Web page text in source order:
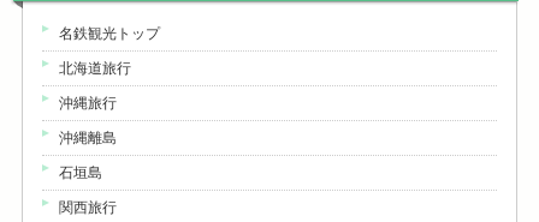
名鉄観光トップ
北海道旅行
沖縄旅行
沖縄離島
石垣島
関西旅行